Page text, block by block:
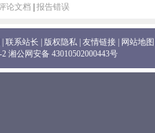
论文档 报告错误
联系站长 版权隐私 友情链接
网站地图
2 湘公网安备 43010502000443号